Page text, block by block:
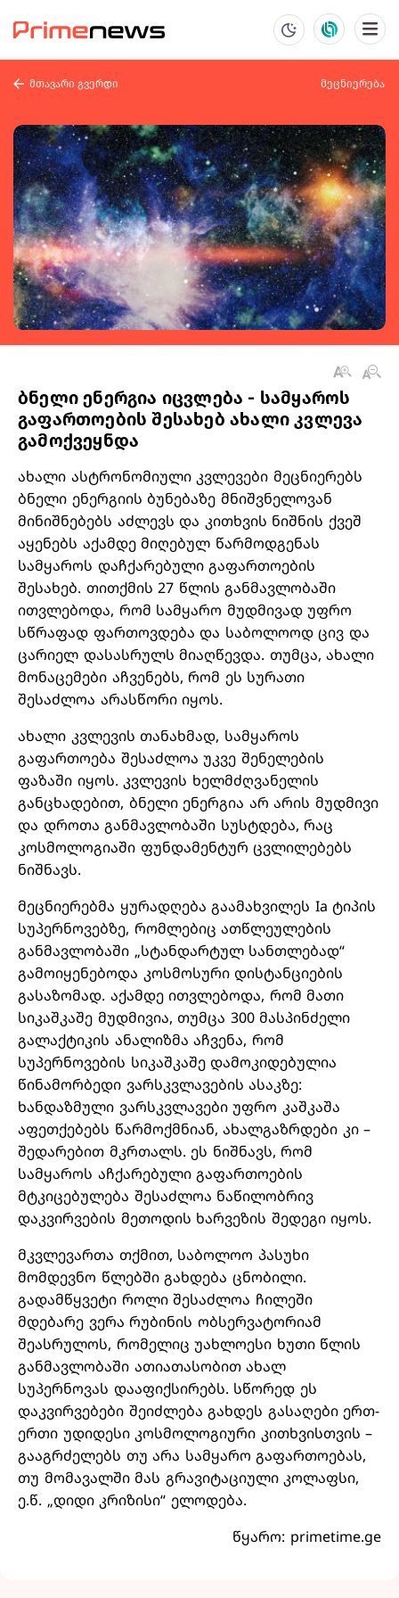
მთავარი გვერდი მეცნიერება
ბნელი ენერგია იცვლება - სამყაროს
გაფართოების შესახებ ახალი კვლევა
გამოქვეყნდა
ახალი ასტრონომიული კვლევები მეცნიერებს
ბნელი ენერგიის ბუნებაზე მნიშვნელოვან
მინიშნებებს აძლევს და კითხვის ნიშნის ქვეშ
აყენებს აქამდე მიღებულ წარმოდგენას
სამყაროს დაჩქარებული გაფართოების
შესახებ. თითქმის 27 წლის განმავლობაში
ითვლებოდა, რომ სამყარო მუდმივად უფრო
სწრაფად ფართოვდება და საბოლოოდ ცივ და
ცარიელ დასასრულს მიაღწევდა. თუმცა, ახალი
მონაცემები აჩვენებს, რომ ეს სურათი
შესაძლოა არასწორი იყოს.
ახალი კვლევის თანახმად, სამყაროს
გაფართოება შესაძლოა უკვე შენელების
ფაზაში იყოს. კვლევის ხელმძღვანელის
განცხადებით, ბნელი ენერგია არ არის მუდმივი
და დროთა განმავლობაში სუსტდება, რაც
კოსმოლოგიაში ფუნდამენტურ ცვლილებებს
ნიშნავს.
მეცნიერებმა ყურადღება გაამახვილეს Ia ტიპის
სუპერნოვებზე, რომლებიც ათწლეულების
განმავლობაში „სტანდარტულ სანთლებად“
გამოიყენებოდა კოსმოსური დისტანციების
გასაზომად. აქამდე ითვლებოდა, რომ მათი
სიკაშკაშე მუდმივია, თუმცა 300 მასპინძელი
გალაქტიკის ანალიზმა აჩვენა, რომ
სუპერნოვების სიკაშკაშე დამოკიდებულია
წინამორბედი ვარსკვლავების ასაკზე:
ხანდაზმული ვარსკვლავები უფრო კაშკაშა
აფეთქებებს წარმოქმნიან, ახალგაზრდები კი –
შედარებით მკრთალს. ეს ნიშნავს, რომ
სამყაროს აჩქარებული გაფართოების
მტკიცებულება შესაძლოა ნაწილობრივ
დაკვირვების მეთოდის ხარვეზის შედეგი იყოს.
მკვლევართა თქმით, საბოლოო პასუხი
მომდევნო წლებში გახდება ცნობილი.
გადამწყვეტი როლი შესაძლოა ჩილეში
მდებარე ვერა რუბინის ობსერვატორიამ
შეასრულოს, რომელიც უახლოესი ხუთი წლის
განმავლობაში ათიათასობით ახალ
სუპერნოვას დააფიქსირებს. სწორედ ეს
დაკვირვებები შეიძლება გახდეს გასაღები ერთ-
ერთი უდიდესი კოსმოლოგიური კითხვისთვის –
გააგრძელებს თუ არა სამყარო გაფართოებას,
თუ მომავალში მას გრავიტაციული კოლაფსი,
ე.წ. „დიდი კრიზისი“ ელოდება.
წყარო: primetime.ge